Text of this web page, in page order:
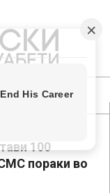
100
пораки во